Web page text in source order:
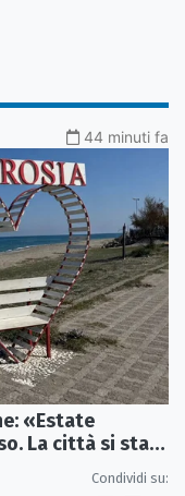
44 minuti fa
«Estate
La città si sta
Condividi su: